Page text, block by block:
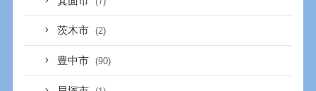
茨木市 (2)
豊中市 (90)